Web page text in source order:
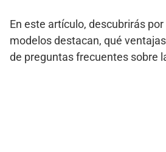
En este artículo, descubrirás
modelos destacan, qué
de preguntas frecuentes sobre